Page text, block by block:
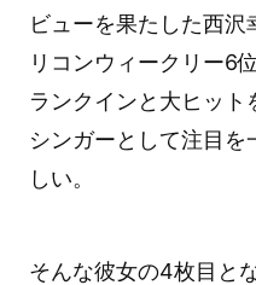
ビューを果たした西
リコンウィークリー6
ランクインと大ヒット
シンガーとして注目
しい。
そんな彼女の4枚目と